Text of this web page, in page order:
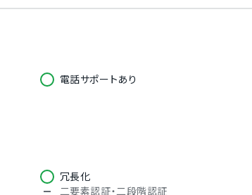
電話サポートあり
冗長化
二要素認証・二段階認証